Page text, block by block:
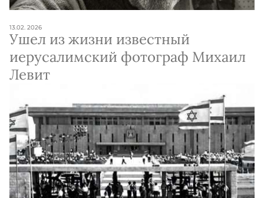
13.02. 2026
Ушел из жизни известный
иерусалимский фотограф Михаил
Левит